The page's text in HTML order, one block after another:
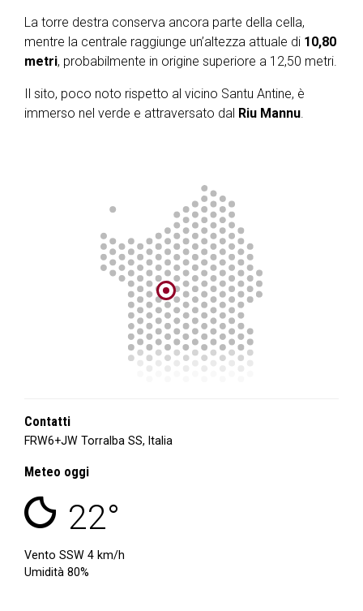
La torre destra conserva ancora parte della cella,
mentre la centrale raggiunge un’altezza attuale di 10,80
metri, probabilmente in origine superiore a 12,50 metri.
Il sito, poco noto rispetto al vicino Santu Antine, è
immerso nel verde e attraversato dal Riu Mannu.
Contatti
FRW6+JW Torralba SS, Italia
Meteo oggi
22°
Vento SSW 4 km/h
Umidità 80%